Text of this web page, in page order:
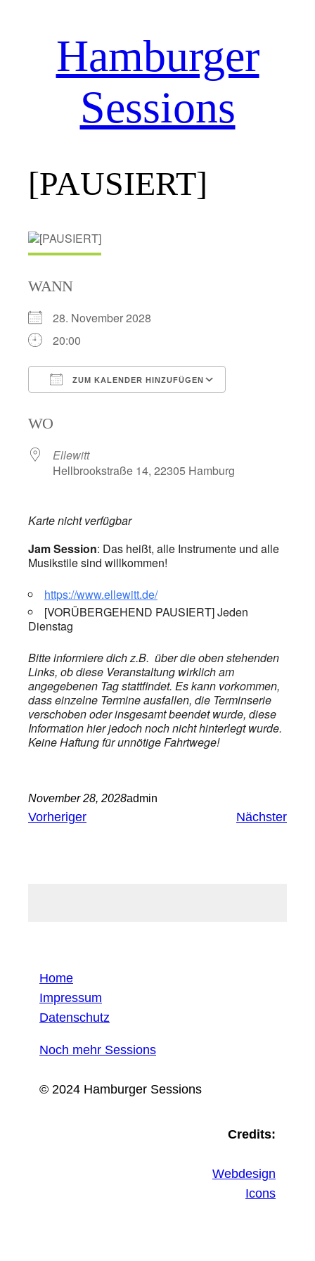
Hamburger
Sessions
[PAUSIERT]
WANN
28. November 2028
20:00
ZUM KALENDER HINZUFÜGEN
WO
Ellewitt
Hellbrookstraße 14, 22305 Hamburg
Karte nicht verfügbar
Jam Session: Das heißt, alle Instrumente und alle
Musikstile sind willkommen!
https://www.ellewitt.de/
[VORÜBERGEHEND PAUSIERT] Jeden
Dienstag
Bitte informiere dich z.B. über die oben stehenden
Links, ob diese Veranstaltung wirklich am
angegebenen Tag stattfindet. Es kann vorkommen,
dass einzelne Termine ausfallen, die Terminserie
verschoben oder insgesamt beendet wurde, diese
Information hier jedoch noch nicht hinterlegt wurde.
Keine Haftung für unnötige Fahrtwege!
November 28, 2028admin
Vorheriger Nächster
Home
Impressum
Datenschutz
Noch mehr Sessions
© 2024 Hamburger Sessions
Credits:
Webdesign
Icons